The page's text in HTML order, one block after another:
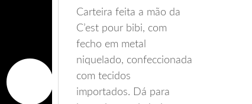
Carteira feita a mão da
C’est pour bibi, com
fecho em metal
niquelado, confeccionada
com tecidos
importados. Dá para